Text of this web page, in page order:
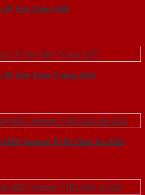
2P Sơn Xám-SGD
2P Sơn Xám Trắng-SGD
Veneer P1R2 Căm Xe-SGD